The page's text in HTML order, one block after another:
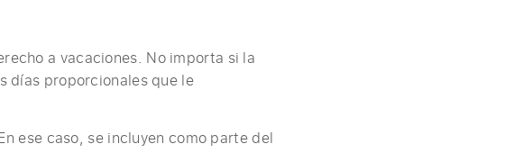
a vacaciones. No importa si la
días proporcionales que le
ese caso, se incluyen como parte del